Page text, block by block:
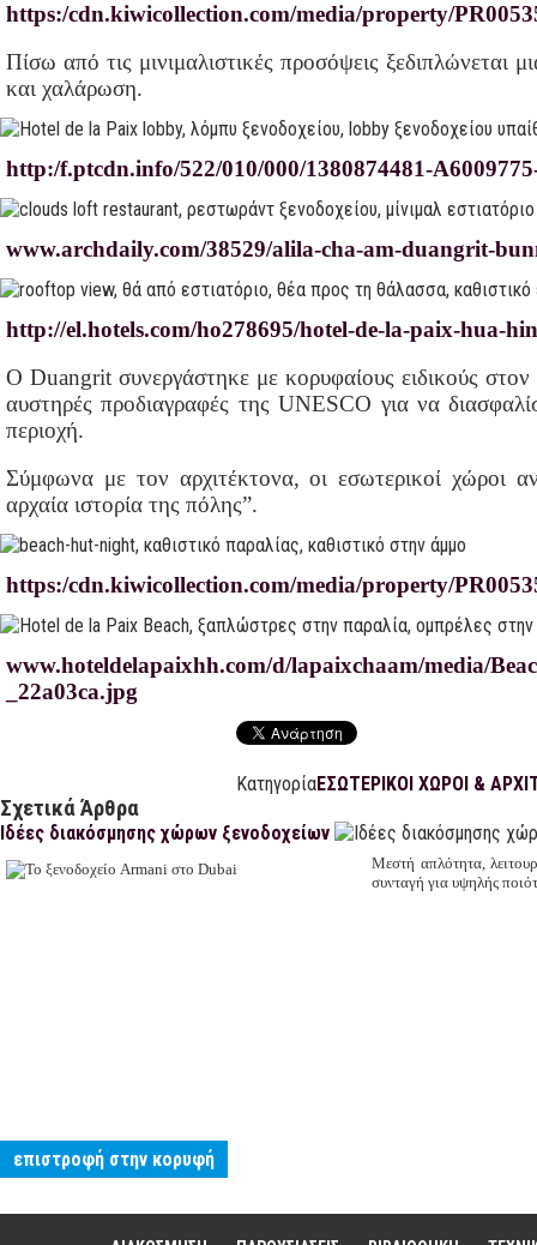
https:/cdn.kiwicollection.com/media/property/
Πίσω από τις μινιμαλιστικές προσόψεις ξεδιπλώνεται
και χαλάρωση.
http:/f.ptcdn.info/522/010/000/1380874481-
www.archdaily.com/38529/alila-cha-am-duangrit-
http://el.hotels.com/ho278695/hotel-de-la-paix-hua-
Ο Duangrit συνεργάστηκε με κορυφαίους ειδικούς
αυστηρές προδιαγραφές της UNESCO για να
περιοχή.
Σύμφωνα με τον αρχιτέκτονα, οι εσωτερικοί χώροι
αρχαία ιστορία της πόλης”.
https:/cdn.kiwicollection.com/media/property/
www.hoteldelapaixhh.com/d/lapaixchaam/media/
_22a03ca.jpg
ΚατηγορίαΕΣΩΤΕΡΙΚΟΙ ΧΩΡΟΙ &
Σχετικά Άρθρα
Ιδέες διακόσμησης χώρων ξενοδοχείων
Μεστή απλότητα,
συνταγή για υψηλής
επιστροφή στην κορυφή